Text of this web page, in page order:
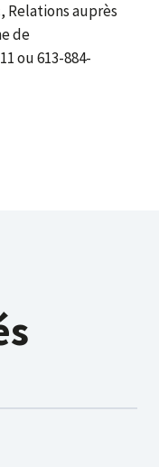
Relations auprès
de
ou 613-884-